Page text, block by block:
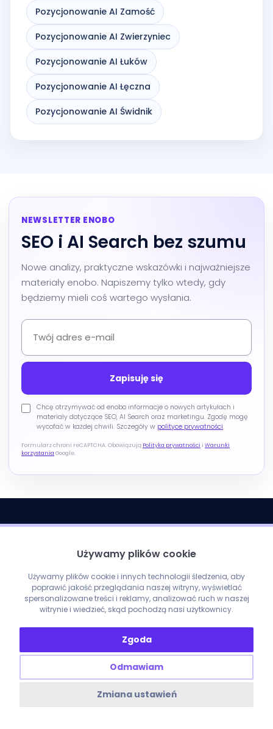
Używamy plików cookie
Używamy plików cookie i innych technologii śledzenia, aby
poprawić jakość przeglądania naszej witryny, wyświetlać
spersonalizowane treści i reklamy, analizować ruch w naszej
witrynie i wiedzieć, skąd pochodzą nasi użytkownicy.
Zgoda
Odmawiam
Zmiana ustawień
Pozycjonowanie AI Zamość
Pozycjonowanie AI Zwierzyniec
Pozycjonowanie AI Łuków
Pozycjonowanie AI Łęczna
Pozycjonowanie AI Świdnik
NEWSLETTER ENOBO
SEO i AI Search bez szumu
Nowe analizy, praktyczne wskazówki i najważniejsze
materiały enobo. Napiszemy tylko wtedy, gdy
będziemy mieli coś wartego wysłania.
Chcę otrzymywać od enobo informacje o nowych artykułach i
materiały dotyczące SEO, AI Search oraz marketingu. Zgodę mogę
wycofać w każdej chwili. Szczegóły w polityce prywatności.
Formularz chroni reCAPTCHA. Obowiązują Polityka prywatności i Warunki
korzystania Google.